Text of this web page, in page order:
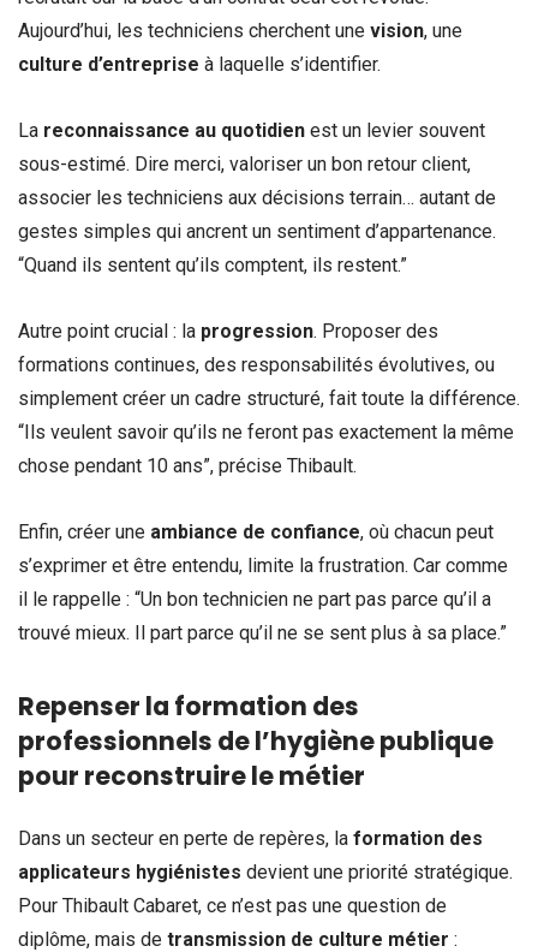
Aujourd’hui, les techniciens cherchent une vision, une
culture d’entreprise à laquelle s’identifier.
La reconnaissance au quotidien est un levier souvent
sous-estimé. Dire merci, valoriser un bon retour client,
associer les techniciens aux décisions terrain… autant de
gestes simples qui ancrent un sentiment d’appartenance.
“Quand ils sentent qu’ils comptent, ils restent.”
Autre point crucial : la progression. Proposer des
formations continues, des responsabilités évolutives, ou
simplement créer un cadre structuré, fait toute la différence.
“Ils veulent savoir qu’ils ne feront pas exactement la même
chose pendant 10 ans”, précise Thibault.
Enfin, créer une ambiance de confiance, où chacun peut
s’exprimer et être entendu, limite la frustration. Car comme
il le rappelle : “Un bon technicien ne part pas parce qu’il a
trouvé mieux. Il part parce qu’il ne se sent plus à sa place.”
Repenser la formation des
professionnels de l’hygiène publique
pour reconstruire le métier
Dans un secteur en perte de repères, la formation des
applicateurs hygiénistes devient une priorité stratégique.
Pour Thibault Cabaret, ce n’est pas une question de
diplôme, mais de transmission de culture métier :